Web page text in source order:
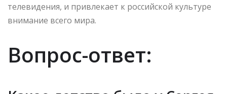
телевидения, и привлекает к российской культуре
внимание всего мира.
Вопрос-ответ: